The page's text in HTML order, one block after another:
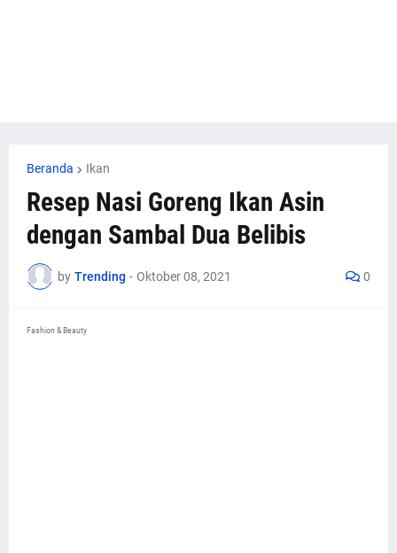
Beranda Ikan
Resep Nasi Goreng Ikan Asin
dengan Sambal Dua Belibis
by Trending - Oktober 08, 2021 0
Fashion & Beauty